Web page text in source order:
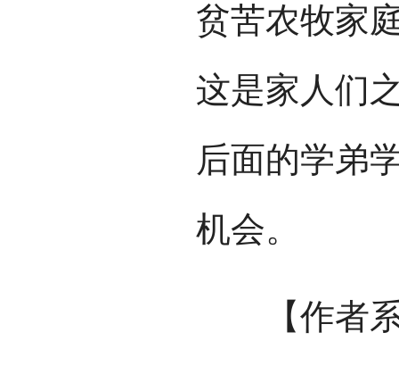
贫苦农牧家
这是家人们
后面的学弟
机会。
【作者系